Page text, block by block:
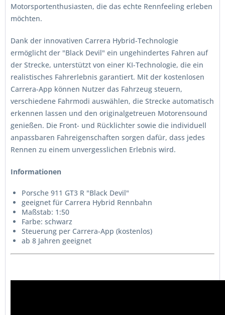
Motorsportenthusiasten, die das echte Rennfeeling erleben
möchten.
Dank der innovativen Carrera Hybrid-Technologie
ermöglicht der "Black Devil" ein ungehindertes Fahren auf
der Strecke, unterstützt von einer KI-Technologie, die ein
realistisches Fahrerlebnis garantiert. Mit der kostenlosen
Carrera-App können Nutzer das Fahrzeug steuern,
verschiedene Fahrmodi auswählen, die Strecke automatisch
erkennen lassen und den originalgetreuen Motorensound
genießen. Die Front- und Rücklichter sowie die individuell
anpassbaren Fahreigenschaften sorgen dafür, dass jedes
Rennen zu einem unvergesslichen Erlebnis wird.
Informationen
Porsche 911 GT3 R "Black Devil"
geeignet für Carrera Hybrid Rennbahn
Maßstab: 1:50
Farbe: schwarz
Steuerung per Carrera-App (kostenlos)
ab 8 Jahren geeignet